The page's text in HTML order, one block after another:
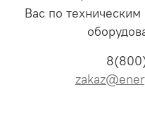
Вас по